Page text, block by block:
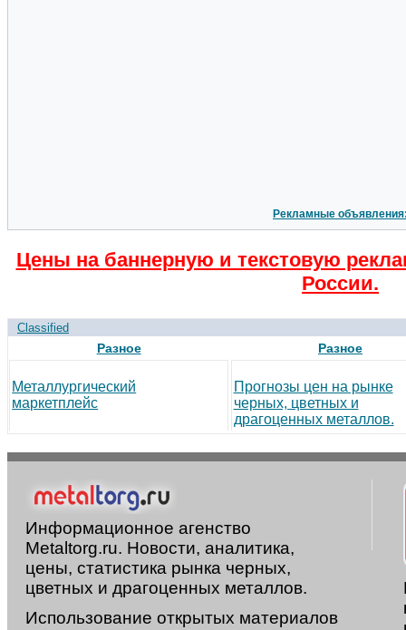
Рекламные
Цены на баннерную и текстовую
России.
Classified
Разное
Металлургический
маркетплейс
Разное
Прогнозы цен на рынке
черных, цветных и
драгоценных металлов.
Информационное агенство
Metaltorg.ru. Новости, аналитика,
цены, статистика рынка черных,
цветных и драгоценных металлов.
Использование открытых материалов